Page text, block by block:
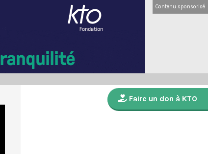
Contenu sponsorisé
Faire un don à KTO